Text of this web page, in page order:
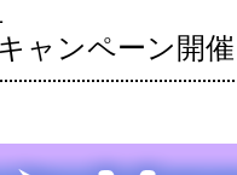
ャンペーン開